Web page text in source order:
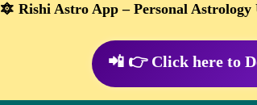
🔯 Rishi Astro App – Personal
📲 👉 Click here to